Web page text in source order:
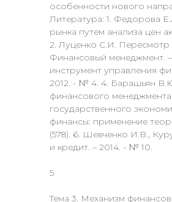
особенности нового
Литература: 1. Федорова
рынка путем анализа цен
2. Луценко С.И. Пересмотр
Финансовый менеджмент.
инструмент управления
2012. - № 4. 4. Барашьян
финансового
государственного
финансы: применение
(578). 6. Шевченко И.В.,
и кредит. – 2014. - № 10.
5
Тема 3. Механизм